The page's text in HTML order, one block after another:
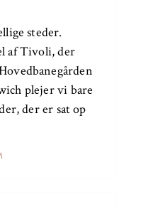
steder.
af Tivoli, der
plejer vi bare
der er sat op